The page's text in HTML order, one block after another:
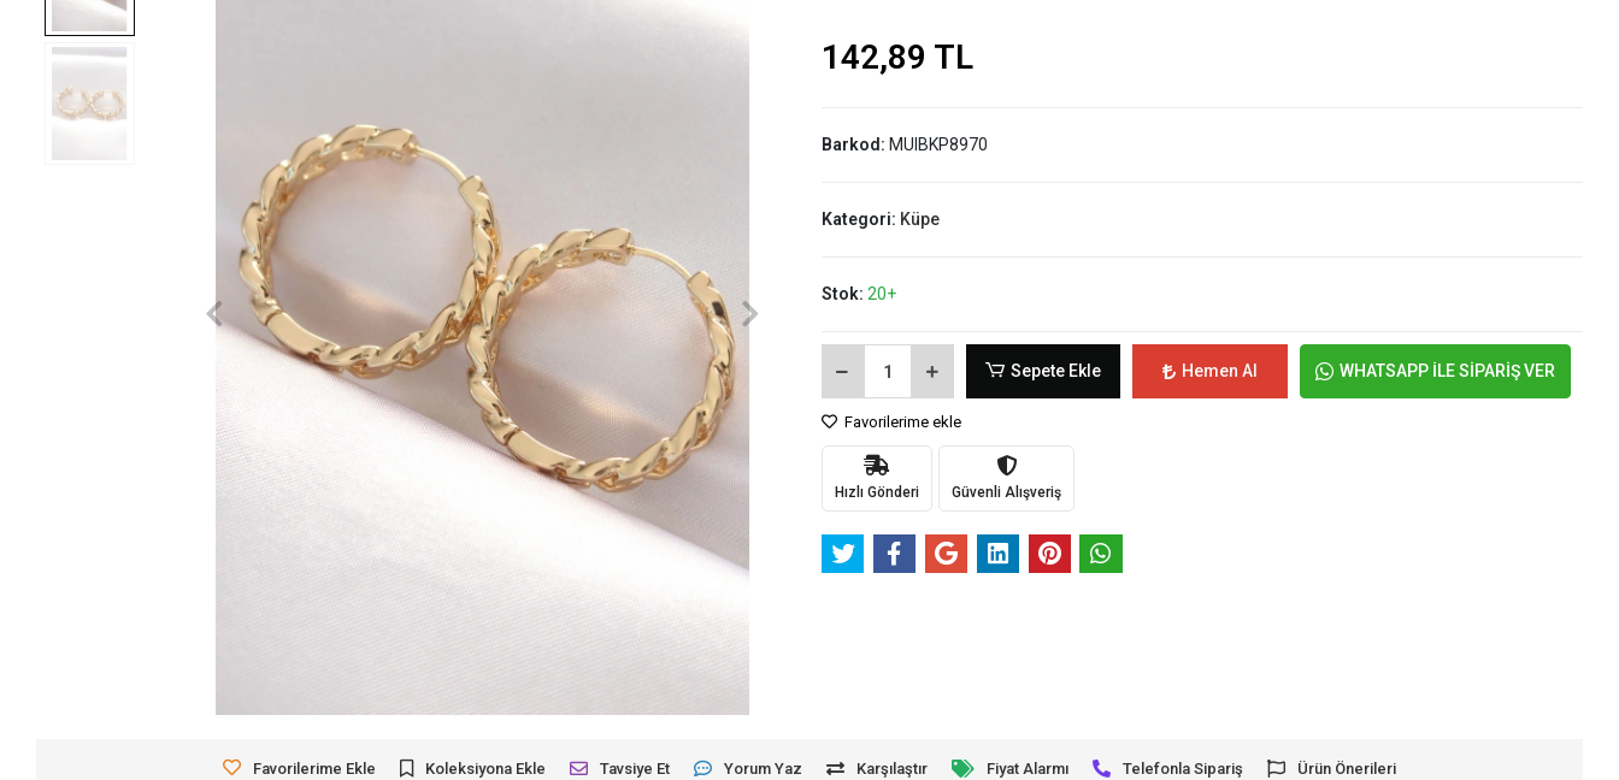
142,89 TL
Barkod: MUIBKP8970
Kategori: Küpe
Stok: 20+
Sepete Ekle Hemen Al WHATSAPP İLE SİPARİŞ VER
Favorilerime ekle
Hızlı Gönderi Güvenli Alışveriş
Favorilerime Ekle Koleksiyona Ekle Tavsiye Et Yorum Yaz Karşılaştır Fiyat Alarmı Telefonla Sipariş Ürün Önerileri